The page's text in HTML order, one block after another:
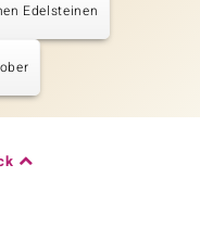
Edelsteinen